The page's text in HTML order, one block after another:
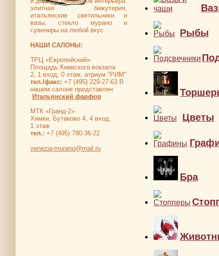
элитная бижутерия,
итальянские светильники и
вазы, стекло мурано и
сувениры на любой вкус.
НАШИ САЛОНЫ:
ТРЦ «Европейский»
Площадь Киевского вокзала
2, 1 вход, 0 этаж, атриум "РИМ"
тел./факс: +7 (495) 229-27-63 В
нашем салоне представлен
Итальянский фарфор
МТК «Гранд-2»
Химки, Бутаково 4, 4 вход,
1 этаж
тел.: +7 (495) 780-36-22
venezia-murano@mail.ru
Рыбы
Цветы
Бра